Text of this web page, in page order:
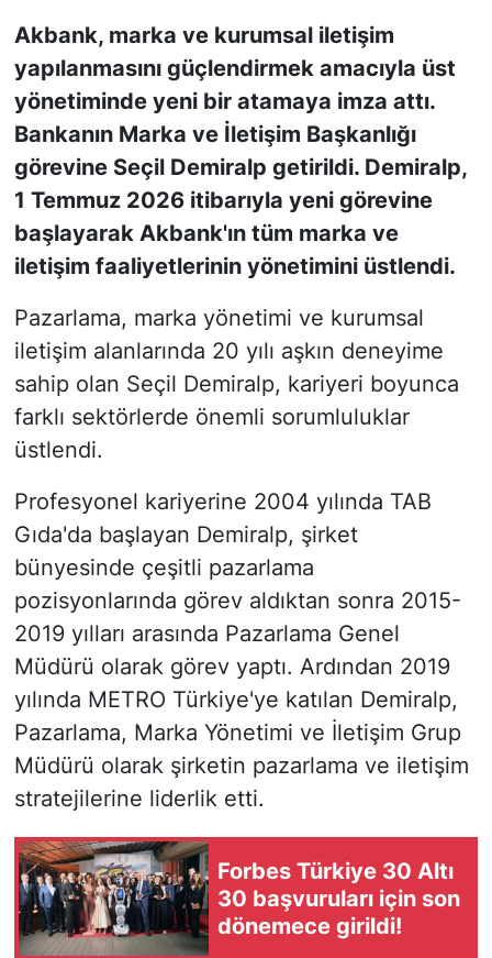
Akbank, marka ve kurumsal iletişim
yapılanmasını güçlendirmek amacıyla üst
yönetiminde yeni bir atamaya imza attı.
Bankanın Marka ve İletişim Başkanlığı
görevine Seçil Demiralp getirildi. Demiralp,
1 Temmuz 2026 itibarıyla yeni görevine
başlayarak Akbank'ın tüm marka ve
iletişim faaliyetlerinin yönetimini üstlendi.
Pazarlama, marka yönetimi ve kurumsal
iletişim alanlarında 20 yılı aşkın deneyime
sahip olan Seçil Demiralp, kariyeri boyunca
farklı sektörlerde önemli sorumluluklar
üstlendi.
Profesyonel kariyerine 2004 yılında TAB
Gıda'da başlayan Demiralp, şirket
bünyesinde çeşitli pazarlama
pozisyonlarında görev aldıktan sonra 2015-
2019 yılları arasında Pazarlama Genel
Müdürü olarak görev yaptı. Ardından 2019
yılında METRO Türkiye'ye katılan Demiralp,
Pazarlama, Marka Yönetimi ve İletişim Grup
Müdürü olarak şirketin pazarlama ve iletişim
stratejilerine liderlik etti.
Forbes Türkiye 30 Altı
30 başvuruları için son
dönemece girildi!
KONGRE HABERLERİ
KONGRE TAKVİMİ
RÖPORTAJLAR
BİYOGRAFİLER